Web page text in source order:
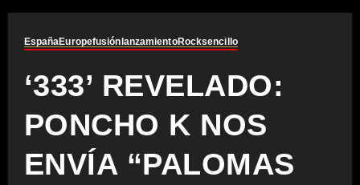
EspañaEuropefusiónlanzamientoRocksencillo
‘333’ REVELADO:
PONCHO K NOS
ENVÍA “PALOMAS